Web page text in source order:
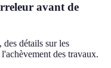
avant de
des détails sur les
des travaux.